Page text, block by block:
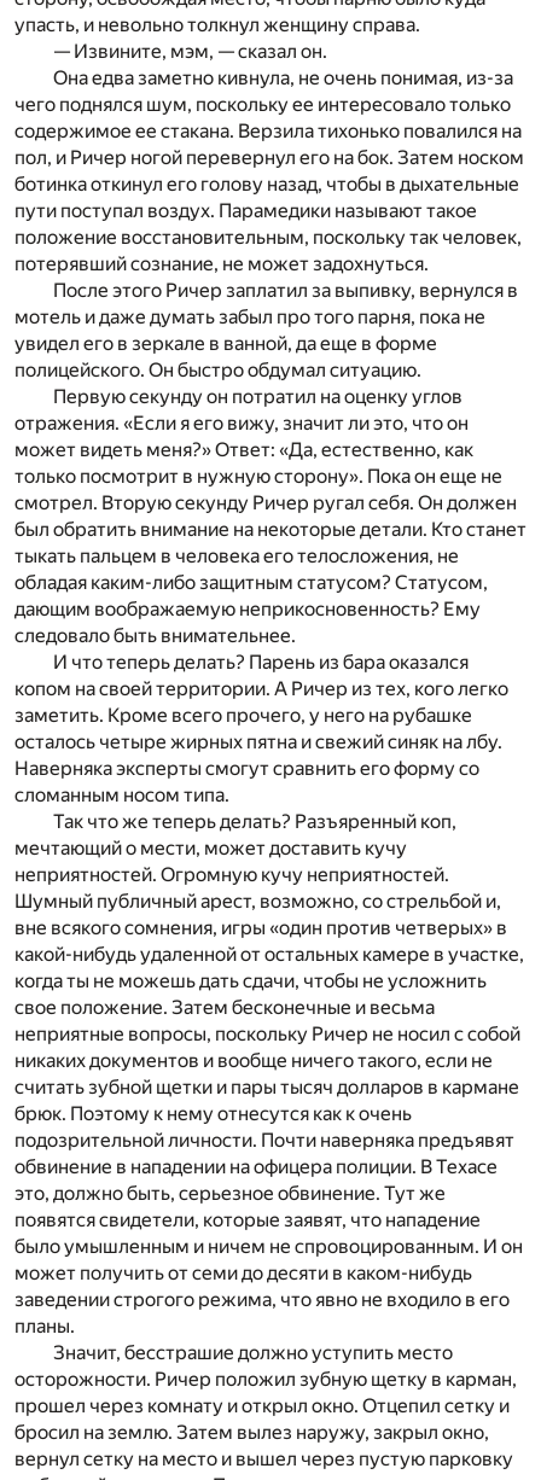
упасть, и невольно толкнул женщину справа.
— Извините, мэм, — сказал он.
Она едва заметно кивнула, не очень понимая, из-за
чего поднялся шум, поскольку ее интересовало только
содержимое ее стакана. Верзила тихонько повалился на
пол, и Ричер ногой перевернул его на бок. Затем носком
ботинка откинул его голову назад, чтобы в дыхательные
пути поступал воздух. Парамедики называют такое
положение восстановительным, поскольку так человек,
потерявший сознание, не может задохнуться.
После этого Ричер заплатил за выпивку, вернулся в
мотель и даже думать забыл про того парня, пока не
увидел его в зеркале в ванной, да еще в форме
полицейского. Он быстро обдумал ситуацию.
Первую секунду он потратил на оценку углов
отражения. «Если я его вижу, значит ли это, что он
может видеть меня?» Ответ: «Да, естественно, как
только посмотрит в нужную сторону». Пока он еще не
смотрел. Вторую секунду Ричер ругал себя. Он должен
был обратить внимание на некоторые детали. Кто станет
тыкать пальцем в человека его телосложения, не
обладая каким-либо защитным статусом? Статусом,
дающим воображаемую неприкосновенность? Ему
следовало быть внимательнее.
И что теперь делать? Парень из бара оказался
копом на своей территории. А Ричер из тех, кого легко
заметить. Кроме всего прочего, у него на рубашке
осталось четыре жирных пятна и свежий синяк на лбу.
Наверняка эксперты смогут сравнить его форму со
сломанным носом типа.
Так что же теперь делать? Разъяренный коп,
мечтающий о мести, может доставить кучу
неприятностей. Огромную кучу неприятностей.
Шумный публичный арест, возможно, со стрельбой и,
вне всякого сомнения, игры «один против четверых» в
какой-нибудь удаленной от остальных камере в участке,
когда ты не можешь дать сдачи, чтобы не усложнить
свое положение. Затем бесконечные и весьма
неприятные вопросы, поскольку Ричер не носил с собой
никаких документов и вообще ничего такого, если не
считать зубной щетки и пары тысяч долларов в кармане
брюк. Поэтому к нему отнесутся как к очень
подозрительной личности. Почти наверняка предъявят
обвинение в нападении на офицера полиции. В Техасе
это, должно быть, серьезное обвинение. Тут же
появятся свидетели, которые заявят, что нападение
было умышленным и ничем не спровоцированным. И он
может получить от семи до десяти в каком-нибудь
заведении строгого режима, что явно не входило в его
планы.
Значит, бесстрашие должно уступить место
осторожности. Ричер положил зубную щетку в карман,
прошел через комнату и открыл окно. Отцепил сетку и
бросил на землю. Затем вылез наружу, закрыл окно,
вернул сетку на место и вышел через пустую парковку